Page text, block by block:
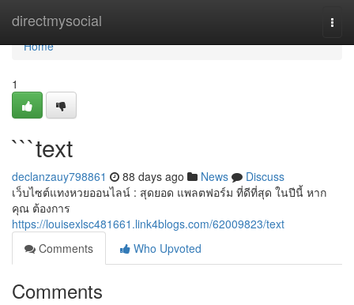
directmysocial
Home
Home
1
```text
declanzauy798861 88 days ago News
Discuss
เว็บไซต์แทงหวยออนไลน์ : สุดยอด แพลตฟอร์ม ที่ดีที่สุด ในปีนี้ หาก
คุณ ต้องการ
https://louisexlsc481661.link4blogs.com/62009823/text
Comments
Who Upvoted
Comments